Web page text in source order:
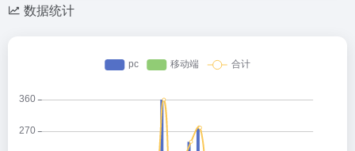
数据统计